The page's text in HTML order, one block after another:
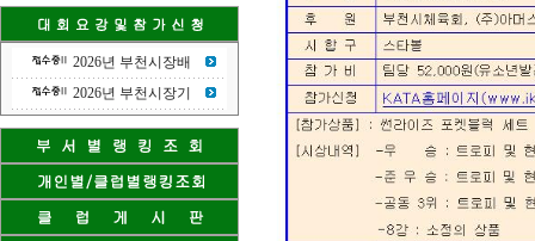
2026년 부천시장배
2026년 부천시장기